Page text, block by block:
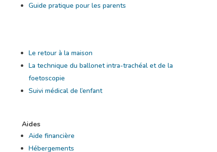
Guide pratique pour les parents
Le retour à la maison
La technique du ballonet intra-trachéal et de la
foetoscopie
Suivi médical de l’enfant
Aides
Aide financière
Hébergements